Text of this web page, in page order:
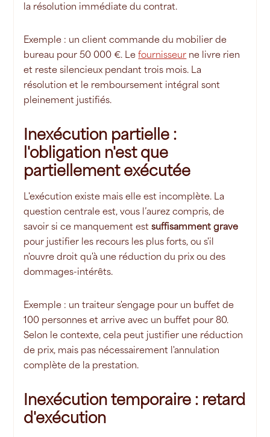
la résolution immédiate du contrat.
Exemple : un client commande du mobilier de
bureau pour 50 000 €. Lefournisseur ne livre rien
et reste silencieux pendant trois mois. La
résolution et le remboursement intégral sont
pleinement justifiés.
Inexécution partielle :
l'obligation n'est que
partiellement exécutée
L'exécution existe mais elle est incomplète. La
question centrale est, vous l’aurez compris, de
savoir si ce manquement estsuffisamment grave
pour justifier les recours les plus forts, ou s'il
n'ouvre droit qu'à une réduction du prix ou des
dommages-intérêts.
Exemple : un traiteur s'engage pour un buffet de
100 personnes et arrive avec un buffet pour 80.
Selon le contexte, cela peut justifier une réduction
de prix, mais pas nécessairement l'annulation
complète de la prestation.
Inexécution temporaire : retard
d'exécution